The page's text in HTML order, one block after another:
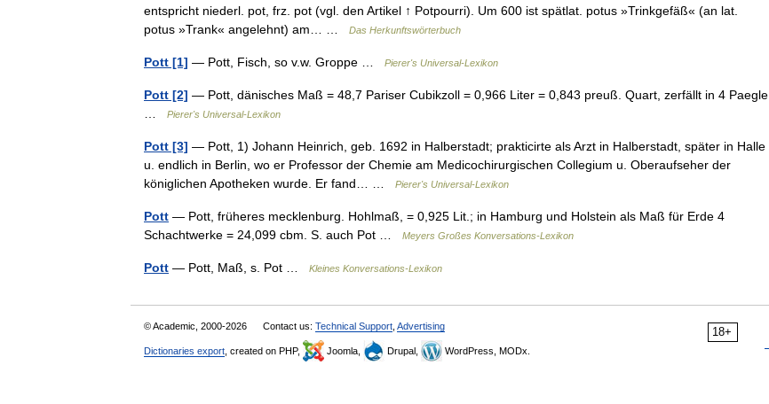
entspricht niederl. pot, frz. pot (vgl. den Artikel ↑ Potpourri). Um 600 ist spätlat. potus »Trinkgefäß« (an lat.
potus »Trank« angelehnt) am… …
Das Herkunftswörterbuch
Pott [1] — Pott, Fisch, so v.w. Groppe … Pierer's Universal-Lexikon
Pott [2] — Pott, dänisches Maß = 48,7 Pariser Cubikzoll = 0,966 Liter = 0,843 preuß. Quart, zerfällt in 4 Paegle
Pierer's Universal-Lexikon
Pott [3] — Pott, 1) Johann Heinrich, geb. 1692 in Halberstadt; prakticirte als Arzt in Halberstadt, später in Halle
u. endlich in Berlin, wo er Professor der Chemie am Medicochirurgischen Collegium u. Oberaufseher der
königlichen Apotheken wurde. Er fand… …
Pierer's Universal-Lexikon
Pott — Pott, früheres mecklenburg. Hohlmaß, = 0,925 Lit.; in Hamburg und Holstein als Maß für Erde 4
Schachtwerke = 24,099 cbm. S. auch Pot …
Meyers Großes Konversations-Lexikon
Pott — Pott, Maß, s. Pot … Kleines Konversations-Lexikon
18+
© Academic, 2000-2026 Contact us: Technical Support Advertising
Dictionaries export , created on PHP, Joomla, Drupal, WordPress, MODx.